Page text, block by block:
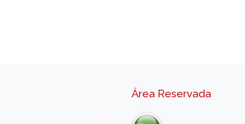
Área Reservada